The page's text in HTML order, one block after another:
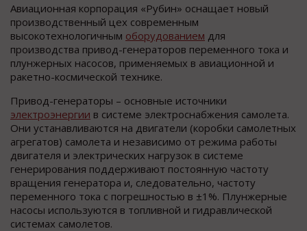
Авиационная корпорация «Рубин» оснащает новый
производственный цех современным
высокотехнологичным оборудованием для
производства привод-генераторов переменного тока и
плунжерных насосов, применяемых в авиационной и
ракетно-космической технике.
Привод-генераторы – основные источники
электроэнергии в системе электроснабжения самолета.
Они устанавливаются на двигатели (коробки самолетных
агрегатов) самолета и независимо от режима работы
двигателя и электрических нагрузок в системе
генерирования поддерживают постоянную частоту
вращения генератора и, следовательно, частоту
переменного тока с погрешностью в ±1%. Плунжерные
насосы используются в топливной и гидравлической
системах самолетов.